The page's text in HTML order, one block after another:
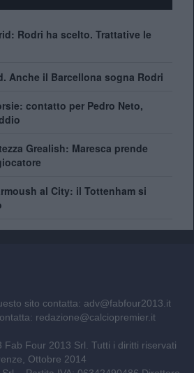
Rodri ha scelto. Trattative le
Anche il Barcellona sogna Rodri
contatto per Pedro Neto,
Grealish: Maresca prende
al City: il Tottenham si
sito contatta: adv@fabfour2013.it
redazione@calciopremier.it
Four 2013 Srl. Tutti i diritti riservati
Ottobre 2014